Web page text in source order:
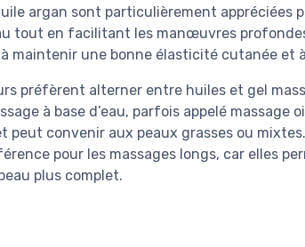
argan sont particulièrement appréciées
tout en facilitant les manœuvres
maintenir une bonne élasticité cutanée et
préfèrent alterner entre huiles et gel
à base d’eau, parfois appelé
peut convenir aux peaux grasses ou
pour les massages longs, car elles
plus complet.